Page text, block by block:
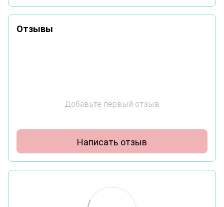
Отзывы
Добавьте первый отзыв
Написать отзыв